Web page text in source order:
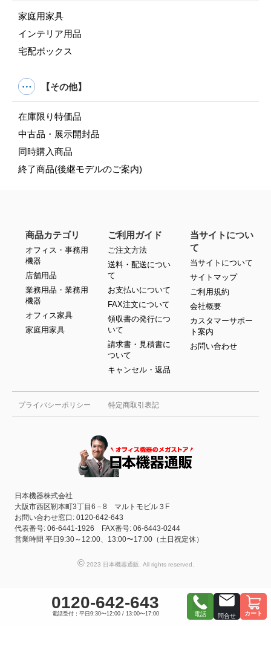
0120-642-643
電話受付：平日9:30〜12:00 / 13:00〜17:00 電話 問合せ カート
家庭用家具
インテリア用品
宅配ボックス
【その他】
在庫限り特価品
中古品・展示開封品
同時購入商品
終了商品(後継モデルのご案内)
プライバシーポリシー 特定商取引表記
日本機器株式会社
大阪市西区靭本町3丁目6－8 マルトモビル３F
お問い合わせ窓口: 0120-642-643
代表番号: 06-6441-1926 FAX番号: 06-6443-0244
営業時間 平日9:30～12:00、13:00〜17:00（土日祝定休）
商品カテゴリ
オフィス・事務用
機器
店舗用品
業務用品・業務用
機器
オフィス家具
家庭用家具
ご利用ガイド
ご注文方法
送料・配送につい
て
お支払いについて
FAX注文について
領収書の発行につ
いて
請求書・見積書に
ついて
キャンセル・返品
当サイトについ
て
当サイトについて
サイトマップ
ご利用規約
会社概要
カスタマーサポー
ト案内
お問い合わせ
©2023 日本機器通販. All rights reserved.